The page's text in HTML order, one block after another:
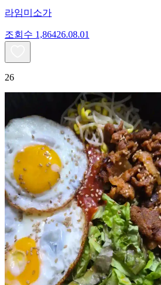
라임미소가
조회수 1,86426.08.01
26